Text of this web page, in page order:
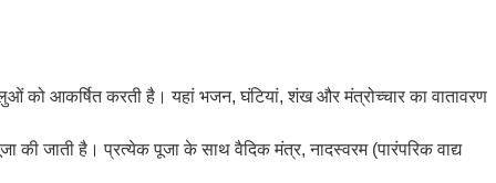
को आकर्षित करती है। यहां भजन, घंटियां, शंख और मंत्रोच्चार का वातावरण
की जाती है। प्रत्येक पूजा के साथ वैदिक मंत्र, नादस्वरम (पारंपरिक वाद्य